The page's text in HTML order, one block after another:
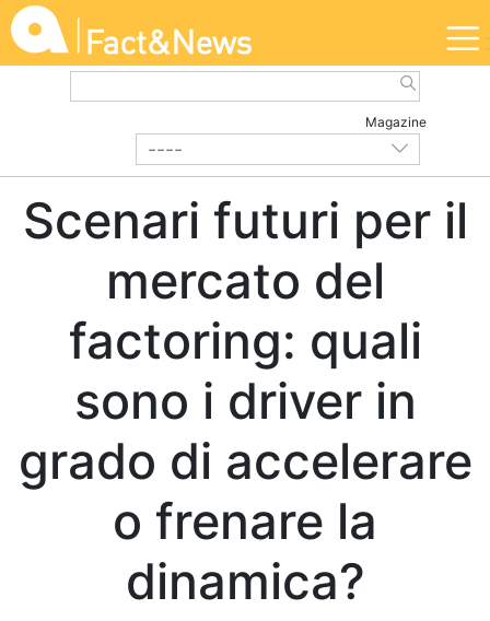
Magazine
----
EDITORIALE | Marzo 2025
Scenari futuri per il
mercato del
factoring: quali
sono i driver in
grado di accelerare
o frenare la
dinamica?